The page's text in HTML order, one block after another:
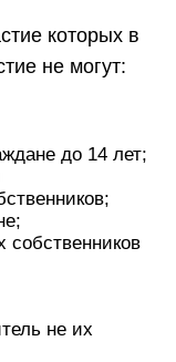
которых в
не могут:
до 14 лет;
собственников
не их